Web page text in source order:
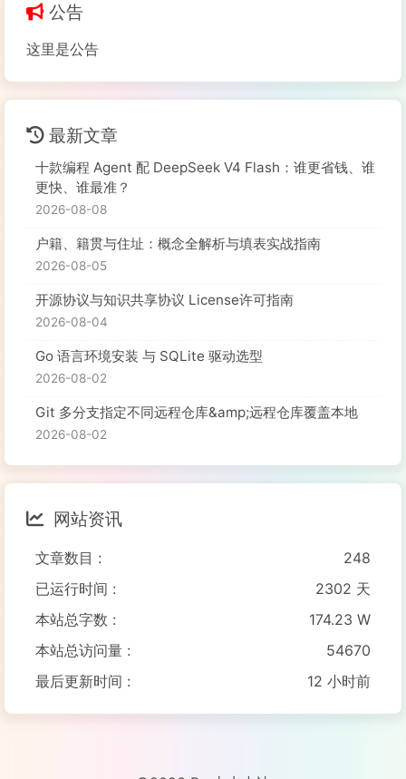
公告
这里是公告
最新文章
十款编程 Agent 配 DeepSeek V4 Flash：谁更省钱、谁
更快、谁最准？
2026-08-08
户籍、籍贯与住址：概念全解析与填表实战指南
2026-08-05
开源协议与知识共享协议 License许可指南
2026-08-04
Go 语言环境安装 与 SQLite 驱动选型
2026-08-02
Git 多分支指定不同远程仓库&amp;远程仓库覆盖本地
2026-08-02
网站资讯
文章数目 :
248
已运行时间 :
2302 天
本站总字数 :
174.23 W
本站总访问量 :
54670
最后更新时间 :
12 小时前